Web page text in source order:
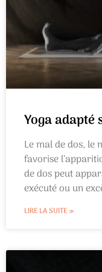
Yoga adapté
Le mal de dos, le
favorise
de dos peut
exécuté ou un
quotidien :
assise prolongée,
LIRE LA SUITE »